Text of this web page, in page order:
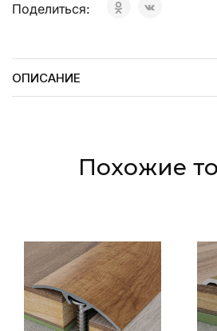
Поделиться:
ОПИСАНИЕ
Похожие